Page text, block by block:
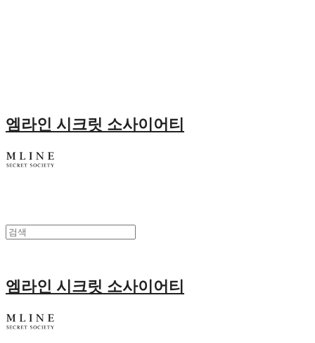
엠라인 시크릿 소사이어티
엠라인 시크릿 소사이어티